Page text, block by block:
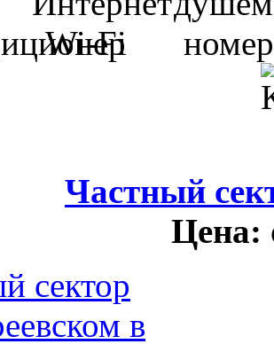
Частный
Цена: